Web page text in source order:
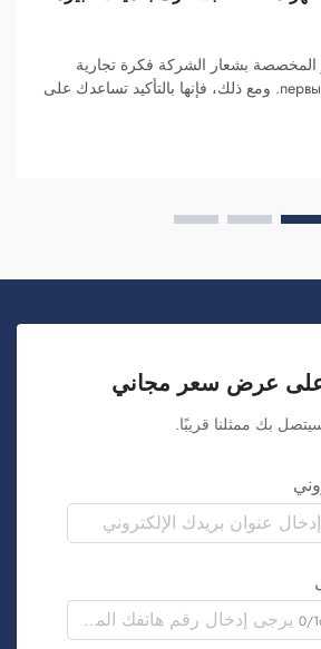
المخصصة بشعار الشركة فكرة تجارية
ممتازة على первый взгляд. ومع ذلك، فإنها بالتأكيد تساعدك على
وتوفّرها لغرض تعزيز الوعي بالعلامة
عرض سعر مجاني
بك ممثلنا قريبًا.
0/